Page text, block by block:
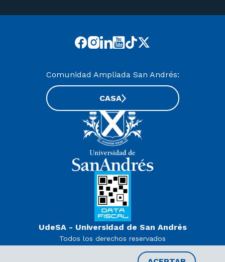
UdeSA - Universidad de San Andrés
Todos los derechos reservados
Decreto PEN 978/07
Comunidad Ampliada San Andrés:
CASA